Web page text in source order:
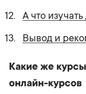
А что
Вывод и
Какие же
онлайн-курсов